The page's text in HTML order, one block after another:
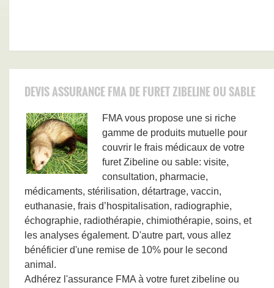
DEVIS ASSURANCE FMA DE FURET ZIBELINE OU SABLE
FMA vous propose une si riche
gamme de produits mutuelle pour
couvrir le frais médicaux de votre
furet Zibeline ou sable: visite,
consultation, pharmacie,
médicaments, stérilisation, détartrage, vaccin,
euthanasie, frais d’hospitalisation, radiographie,
échographie, radiothérapie, chimiothérapie, soins, et
les analyses également. D'autre part, vous allez
bénéficier d'une remise de 10% pour le second
animal.
Adhérez l'assurance FMA à votre furet zibeline ou